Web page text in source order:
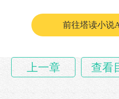
前往塔读小说
上一章 查看